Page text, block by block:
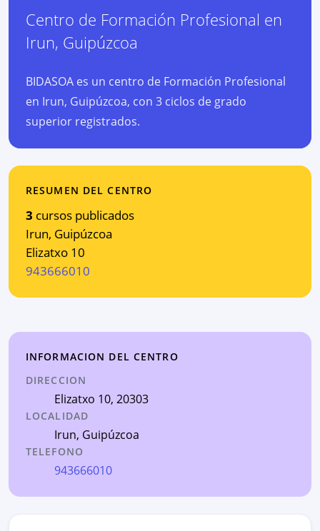
Centro de Formación Profesional en
Irun, Guipúzcoa
BIDASOA es un centro de Formación Profesional
en Irun, Guipúzcoa, con 3 ciclos de grado
superior registrados.
RESUMEN DEL CENTRO
3 cursos publicados
Irun, Guipúzcoa
Elizatxo 10
943666010
INFORMACION DEL CENTRO
DIRECCION
Elizatxo 10, 20303
LOCALIDAD
Irun, Guipúzcoa
TELEFONO
943666010